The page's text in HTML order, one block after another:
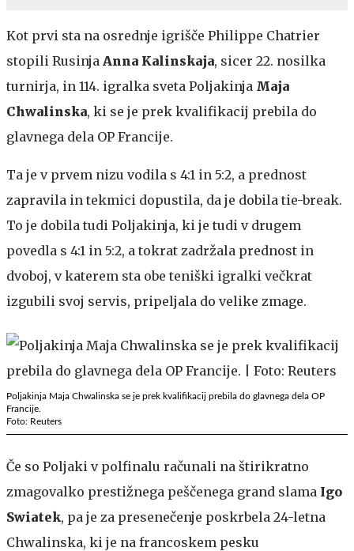
Kot prvi sta na osrednje igrišče Philippe Chatrier
stopili Rusinja Anna Kalinskaja, sicer 22. nosilka
turnirja, in 114. igralka sveta Poljakinja Maja
Chwalinska, ki se je prek kvalifikacij prebila do
glavnega dela OP Francije.
Ta je v prvem nizu vodila s 4:1 in 5:2, a prednost
zapravila in tekmici dopustila, da je dobila tie-break.
To je dobila tudi Poljakinja, ki je tudi v drugem
povedla s 4:1 in 5:2, a tokrat zadržala prednost in
dvoboj, v katerem sta obe teniški igralki večkrat
izgubili svoj servis, pripeljala do velike zmage.
Poljakinja Maja Chwalinska se je prek kvalifikacij prebila do glavnega dela OP
Francije.
Foto: Reuters
Če so Poljaki v polfinalu računali na štirikratno
zmagovalko prestižnega peščenega grand slama Igo
Swiatek, pa je za presenečenje poskrbela 24-letna
Chwalinska, ki je na francoskem pesku